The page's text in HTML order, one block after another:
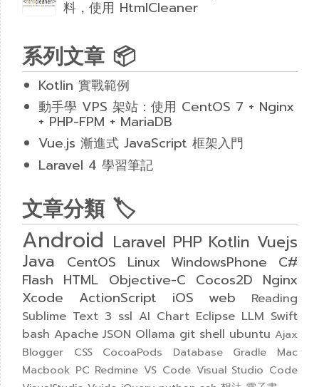
料，使用 HtmlCleaner
系列文章 📦
Kotlin 實戰範例
動手學 VPS 架站：使用 CentOS 7 + Nginx
+ PHP-FPM + MariaDB
Vue.js 漸進式 JavaScript 框架入門
Laravel 4 學習筆記
文章分類 🏷
Android Laravel PHP Kotlin Vuejs
Java
CentOS Linux WindowsPhone
C#
Flash HTML Objective-C Cocos2D Nginx
Xcode
ActionScript iOS web
Reading
Sublime Text 3 ssl AI Chart Eclipse LLM Swift
bash Apache JSON Ollama git shell ubuntu Ajax
Blogger
CSS CocoaPods Database Gradle
Mac
Macbook PC Redmine VS Code Visual Studio Code